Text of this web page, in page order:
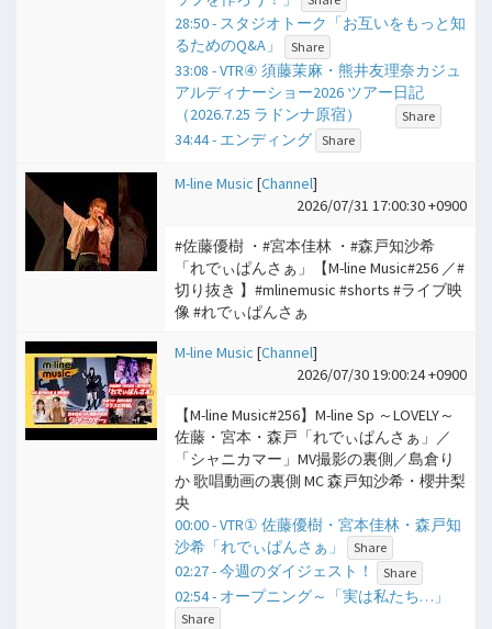
28:50 - スタジオトーク「お互いをもっと知
るためのQ&A」
Share
33:08 - VTR④ 須藤茉麻・熊井友理奈カジュ
アルディナーショー2026 ツアー日記
（2026.7.25 ラドンナ原宿）
Share
34:44 - エンディング Share
M-line Music [Channel]
2026/07/31 17:00:30 +0900
#佐藤優樹 ・#宮本佳林 ・#森戸知沙希
「れでぃぱんさぁ」【M-line Music#256 ／#
切り抜き 】#mlinemusic #shorts #ライブ映
像 #れでぃぱんさぁ
M-line Music [Channel]
2026/07/30 19:00:24 +0900
【M-line Music#256】M-line Sp ～LOVELY～
佐藤・宮本・森戸「れでぃぱんさぁ」／
「シャニカマー」MV撮影の裏側／島倉り
か 歌唱動画の裏側 MC 森戸知沙希・櫻井梨
央
00:00 - VTR① 佐藤優樹・宮本佳林・森戸知
沙希「れでぃぱんさぁ」
Share
02:27 - 今週のダイジェスト！ Share
02:54 - オープニング～「実は私たち…」
Share